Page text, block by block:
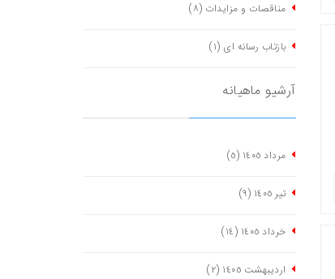
مناقصات و مزایدات (٨)
بازتاب رسانه ای (١)
آرشیو ماهیانه
مرداد ١٤٠٥ (٥)
تیر ١٤٠٥ (٩)
خرداد ١٤٠٥ (١٤)
اردیبهشت ١٤٠٥ (٢)